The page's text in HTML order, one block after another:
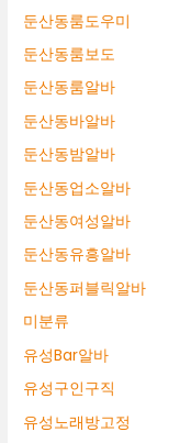
둔산동룸도우미
둔산동룸보도
둔산동룸알바
둔산동바알바
둔산동밤알바
둔산동업소알바
둔산동여성알바
둔산동유흥알바
둔산동퍼블릭알바
미분류
유성Bar알바
유성구인구직
유성노래방고정